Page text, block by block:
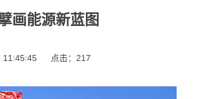
画能源新蓝图
11:45:45 点击： 217